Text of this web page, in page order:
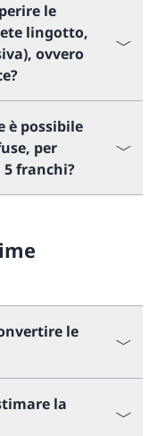
le
lingotto,
ovvero
è possibile
per
franchi?
le
la